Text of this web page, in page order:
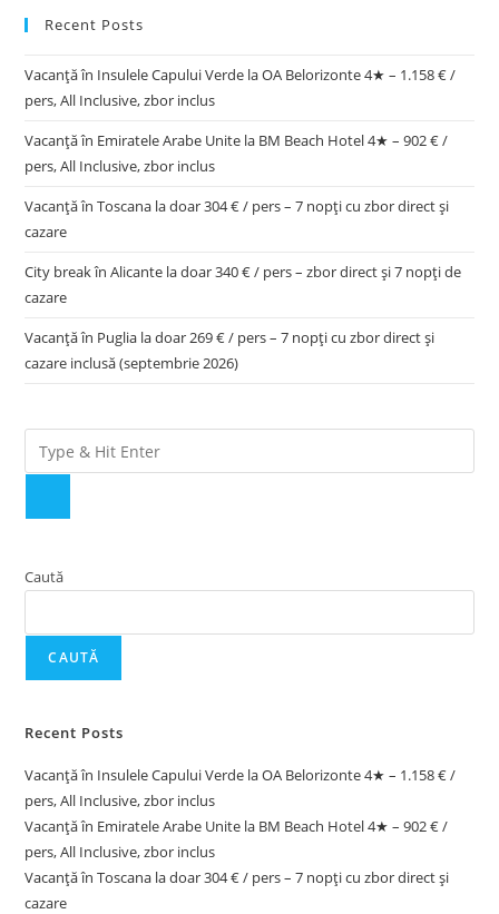
Recent Posts
Vacanță în Insulele Capului Verde la OA Belorizonte 4★ – 1.158 € /
pers, All Inclusive, zbor inclus
Vacanță în Emiratele Arabe Unite la BM Beach Hotel 4★ – 902 € /
pers, All Inclusive, zbor inclus
Vacanță în Toscana la doar 304 € / pers – 7 nopți cu zbor direct și
cazare
City break în Alicante la doar 340 € / pers – zbor direct și 7 nopți de
cazare
Vacanță în Puglia la doar 269 € / pers – 7 nopți cu zbor direct și
cazare inclusă (septembrie 2026)
Caută
CAUTĂ
Recent Posts
Vacanță în Insulele Capului Verde la OA Belorizonte 4★ – 1.158 € /
pers, All Inclusive, zbor inclus
Vacanță în Emiratele Arabe Unite la BM Beach Hotel 4★ – 902 € /
pers, All Inclusive, zbor inclus
Vacanță în Toscana la doar 304 € / pers – 7 nopți cu zbor direct și
cazare